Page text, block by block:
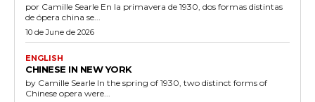
por Camille Searle En la primavera de 1930, dos formas distintas
de ópera china se...
10 de June de 2026
ENGLISH
CHINESE IN NEW YORK
by Camille Searle In the spring of 1930, two distinct forms of
Chinese opera were...